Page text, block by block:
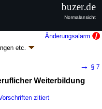
Änderungsalarm
etc.
I S. 1625; zuletzt geändert durch
→ § 7
Weiterbildung
zitiert
buzer.de
Normalansicht